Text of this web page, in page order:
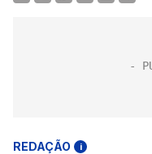
REDAÇÃO i